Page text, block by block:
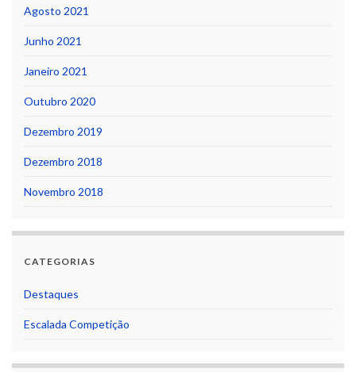
Agosto 2021
Junho 2021
Janeiro 2021
Outubro 2020
Dezembro 2019
Dezembro 2018
Novembro 2018
CATEGORIAS
Destaques
Escalada Competição